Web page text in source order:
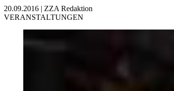
20.09.2016 | ZZA Redaktion
VERANSTALTUNGEN